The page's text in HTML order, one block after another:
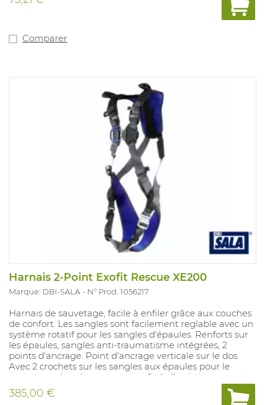
Comparer
Harnais 2-Point Exofit Rescue XE200
Marque: DBI-SALA N° Prod. 1056217
Harnais de sauvetage, facile à enfiler grâce aux couches
de confort. Les sangles sont facilement reglable avec un
système rotatif pour les sangles d'épaules. Renforts sur
les épaules, sangles anti-traumatisme intégrées, 2
points d'ancrage. Point d'ancrage verticale sur le dos.
Avec 2 crochets sur les sangles aux épaules pour le
sauvetage dans les espaces confinés (la victime ressort
en position verticale) à utiliser avec un écarteur de
sauvetage (art.1031078).
385,00 €